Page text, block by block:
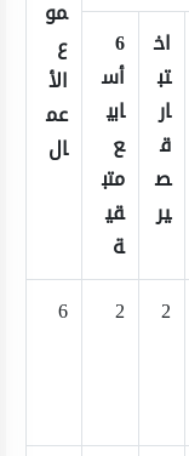
مو
ع
الأ
عم
ال
اخ
تب
ار
ق
ص
ير
6
أس
ابي
ع
متب
قي
ة
2
2
6